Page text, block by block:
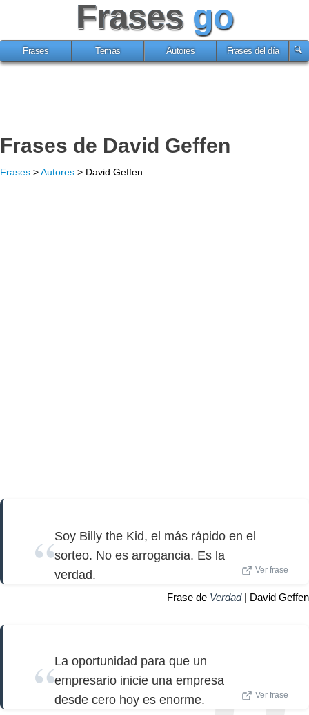
Frases go
Frases Temas Autores Frases del día
Frases de David Geffen
Frases >Autores > David Geffen
Soy Billy the Kid, el más rápido en el
sorteo. No es arrogancia. Es la
verdad.
Ver frase
Frase de Verdad| David Geffen
La oportunidad para que un
empresario inicie una empresa
desde cero hoy es enorme.
Ver frase